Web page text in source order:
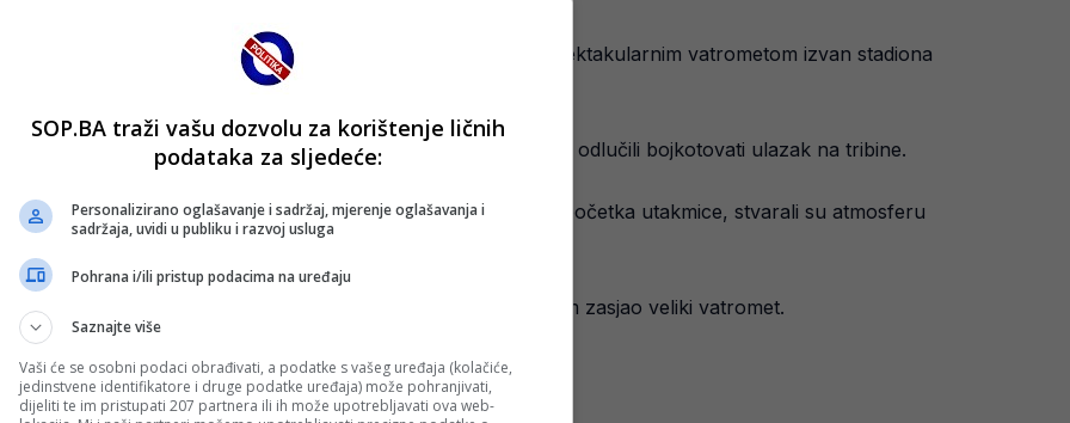
ponovo su skrenuli pažnju na sebe — ovog puta spektakularnim vatrometom izvan stadiona
koji im nije osigurao dovoljan broj ulaznica, Fanaticosi su odlučili bojkotovati ulazak na tribine.
na svoj način. Okupljeni ispred stadiona satima prije početka utakmice, stvarali su atmosferu
bodreći nacionalni tim.
pola sata nakon početka susreta, kada je nad Bilinim Poljem zasjao veliki vatromet.
SOP.BA traži vašu dozvolu za korištenje ličnih
podataka za sljedeće:
Personalizirano oglašavanje i sadržaj, mjerenje oglašavanja i
sadržaja, uvidi u publiku i razvoj usluga
Pohrana i/ili pristup podacima na uređaju
Saznajte više
Vaši će se osobni podaci obrađivati, a podatke s vašeg uređaja (kolačiće,
jedinstvene identifikatore i druge podatke uređaja) može pohranjivati,
dijeliti te im pristupati 207 partnera ili ih može upotrebljavati ova web-